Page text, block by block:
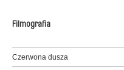
Filmografia
Czerwona dusza